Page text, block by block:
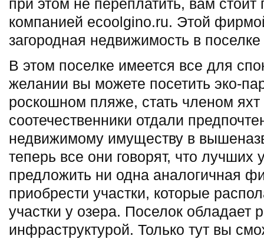
при этом не переплатить, вам стоит
компанией ecoolgino.ru. Этой
загородная недвижимость в
В этом поселке имеется все для
желании вы можете посетить эко-
роскошном пляже, стать членом
соотечественники отдали
недвижимому имуществу в
теперь все они говорят, что лучших
предложить ни одна аналогичная
приобрести участки, которые
участки у озера. Поселок обладает
инфраструктурой. Только тут вы